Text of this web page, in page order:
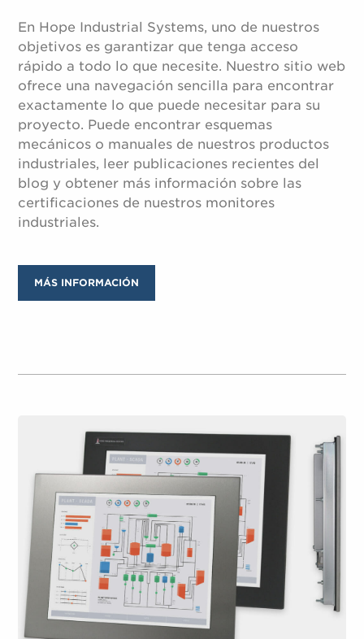
En Hope Industrial Systems, uno de nuestros
objetivos es garantizar que tenga acceso
rápido a todo lo que necesite. Nuestro sitio web
ofrece una navegación sencilla para encontrar
exactamente lo que puede necesitar para su
proyecto. Puede encontrar esquemas
mecánicos o manuales de nuestros productos
industriales, leer publicaciones recientes del
blog y obtener más información sobre las
certificaciones de nuestros monitores
industriales.
MÁS INFORMACIÓN